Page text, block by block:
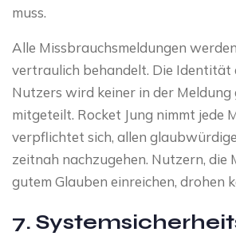
muss.
Alle Missbrauchsmeldungen
vertraulich behandelt. Die Identität
Nutzers wird keiner in der
mitgeteilt. Rocket Jung nimmt jede
verpflichtet sich, allen
zeitnah nachzugehen. Nutzern, die
gutem Glauben einreichen, drohen
7.